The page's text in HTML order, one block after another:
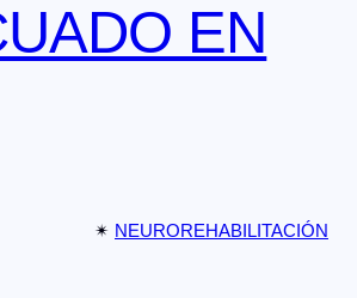
EN
✴︎ NEUROREHABILITACIÓN